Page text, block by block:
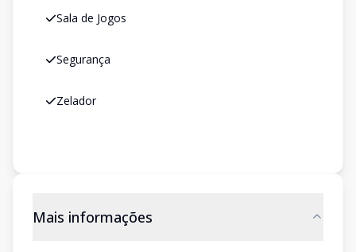
Sala de Jogos
Segurança
Zelador
Mais informações